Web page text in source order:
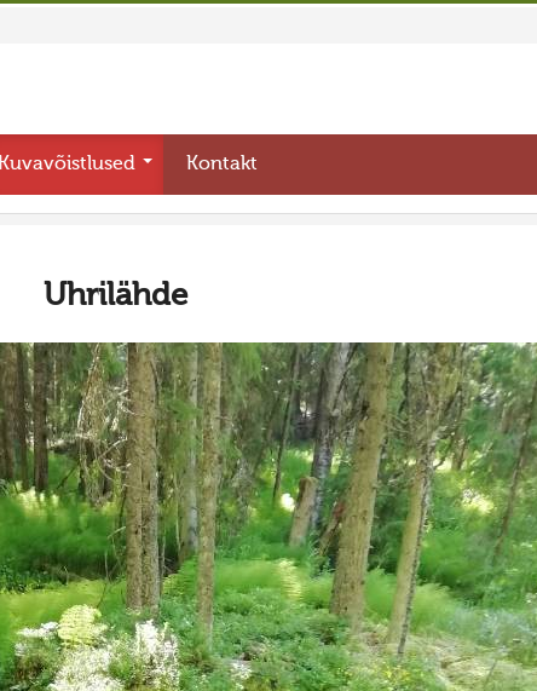
Kuvavõistlused Kontakt
Uhrilähde